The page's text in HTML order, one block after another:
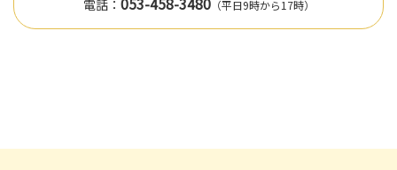
電話：
（平日9時から17時）